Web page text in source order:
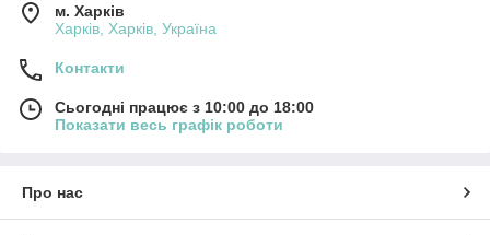
м. Харків
Харків, Харків, Україна
Контакти
Сьогодні працює з 10:00 до 18:00
Показати весь графік роботи
Про нас